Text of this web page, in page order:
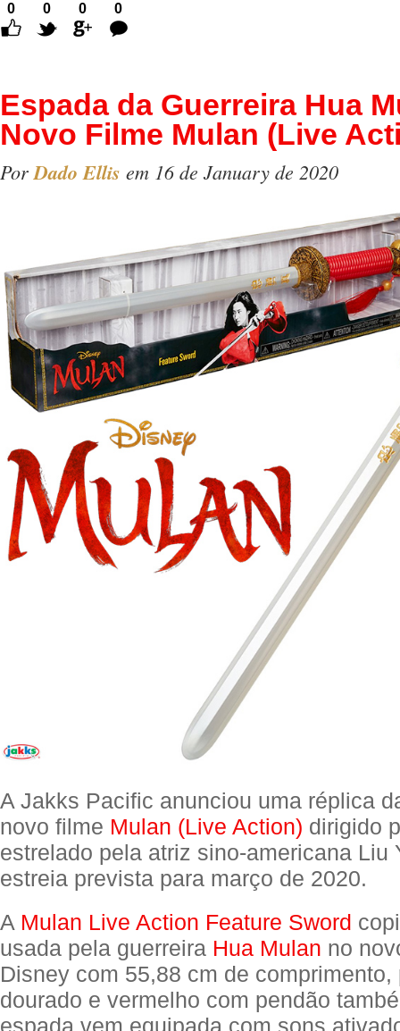
0 0 0
0
Comentários
Espada da Guerreira Hua
Novo Filme Mulan (Live
PorDado Ellis em 16 de January de 2020
A Jakks Pacific anunciou uma réplica
novo filme Mulan (Live Action) dirigido
estrelado pela atriz sino-americana Liu
estreia prevista para março de 2020.
A Mulan Live Action Feature Sword
usada pela guerreira Hua Mulan no
Disney com 55,88 cm de comprimento,
dourado e vermelho com pendão